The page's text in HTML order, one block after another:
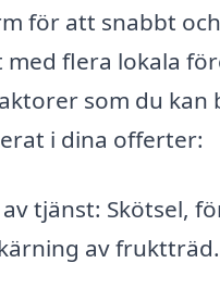
för att snabbt
med flera lokala
som du kan
i dina offerter:
tjänst: Skötsel,
av fruktträd.